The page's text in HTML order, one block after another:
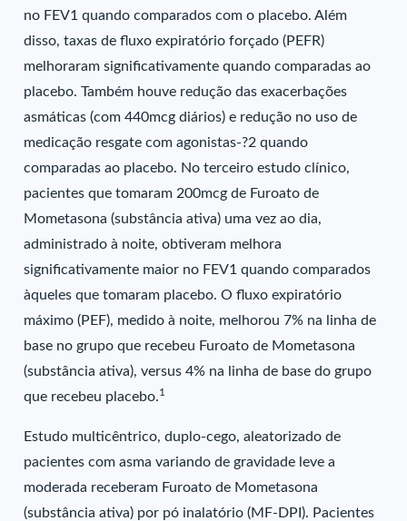
no FEV1 quando comparados com o placebo. Além
disso, taxas de fluxo expiratório forçado (PEFR)
melhoraram significativamente quando comparadas ao
placebo. Também houve redução das exacerbações
asmáticas (com 440mcg diários) e redução no uso de
medicação resgate com agonistas-?2 quando
comparadas ao placebo. No terceiro estudo clínico,
pacientes que tomaram 200mcg de Furoato de
Mometasona (substância ativa) uma vez ao dia,
administrado à noite, obtiveram melhora
significativamente maior no FEV1 quando comparados
àqueles que tomaram placebo. O fluxo expiratório
máximo (PEF), medido à noite, melhorou 7% na linha de
base no grupo que recebeu Furoato de Mometasona
(substância ativa), versus 4% na linha de base do grupo
que recebeu placebo.1
Estudo multicêntrico, duplo-cego, aleatorizado de
pacientes com asma variando de gravidade leve a
moderada receberam Furoato de Mometasona
(substância ativa) por pó inalatório (MF-DPI). Pacientes